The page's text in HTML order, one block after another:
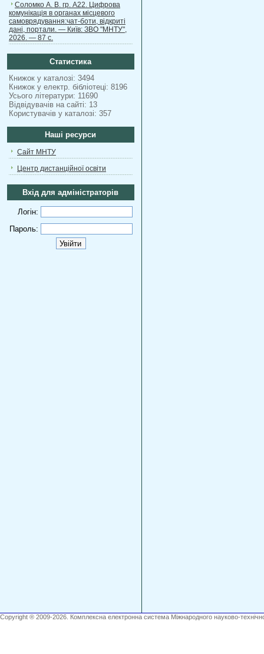
Соломко А. В. гр. А22. Цифрова
комунікація в органах місцевого
самоврядування:чат-боти, відкриті
дані, портали. — Київ: ЗВО "МНТУ",
2026. — 87 с.
Статистика
Книжок у каталозі: 3494
Книжок у електр. бібліотеці: 8196
Усього літератури: 11690
Відвідувачів на сайті: 13
Користувачів у каталозі: 357
Наші ресурси
Сайт МНТУ
Центр дистанційної освіти
Вхід для адміністраторів
Логін:
Пароль:
Copyright ® 2009-2026. Комплексна електронна система Міжнародного науково-